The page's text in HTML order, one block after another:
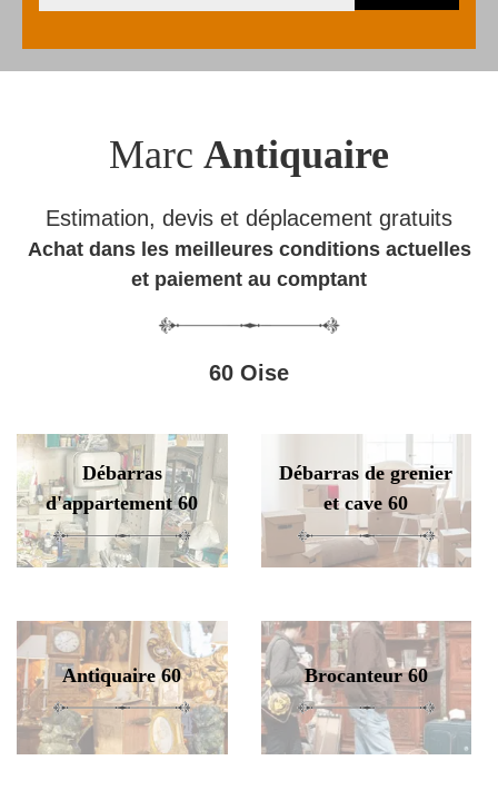
Marc Antiquaire
Estimation, devis et déplacement gratuits
Achat dans les meilleures conditions actuelles
et paiement au comptant
60 Oise
Débarras
d'appartement 60
Débarras de grenier
et cave 60
Antiquaire 60 Brocanteur 60